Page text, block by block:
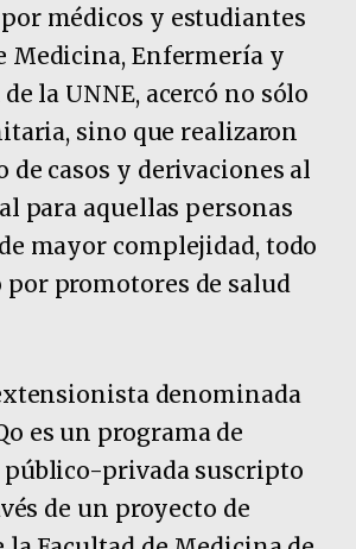
médicos y estudiantes
Medicina, Enfermería y
la UNNE, acercó no sólo
sino que realizaron
de casos y derivaciones al
para aquellas personas
mayor complejidad, todo
por promotores de salud
denominada
es un programa de
privada suscripto
de un proyecto de